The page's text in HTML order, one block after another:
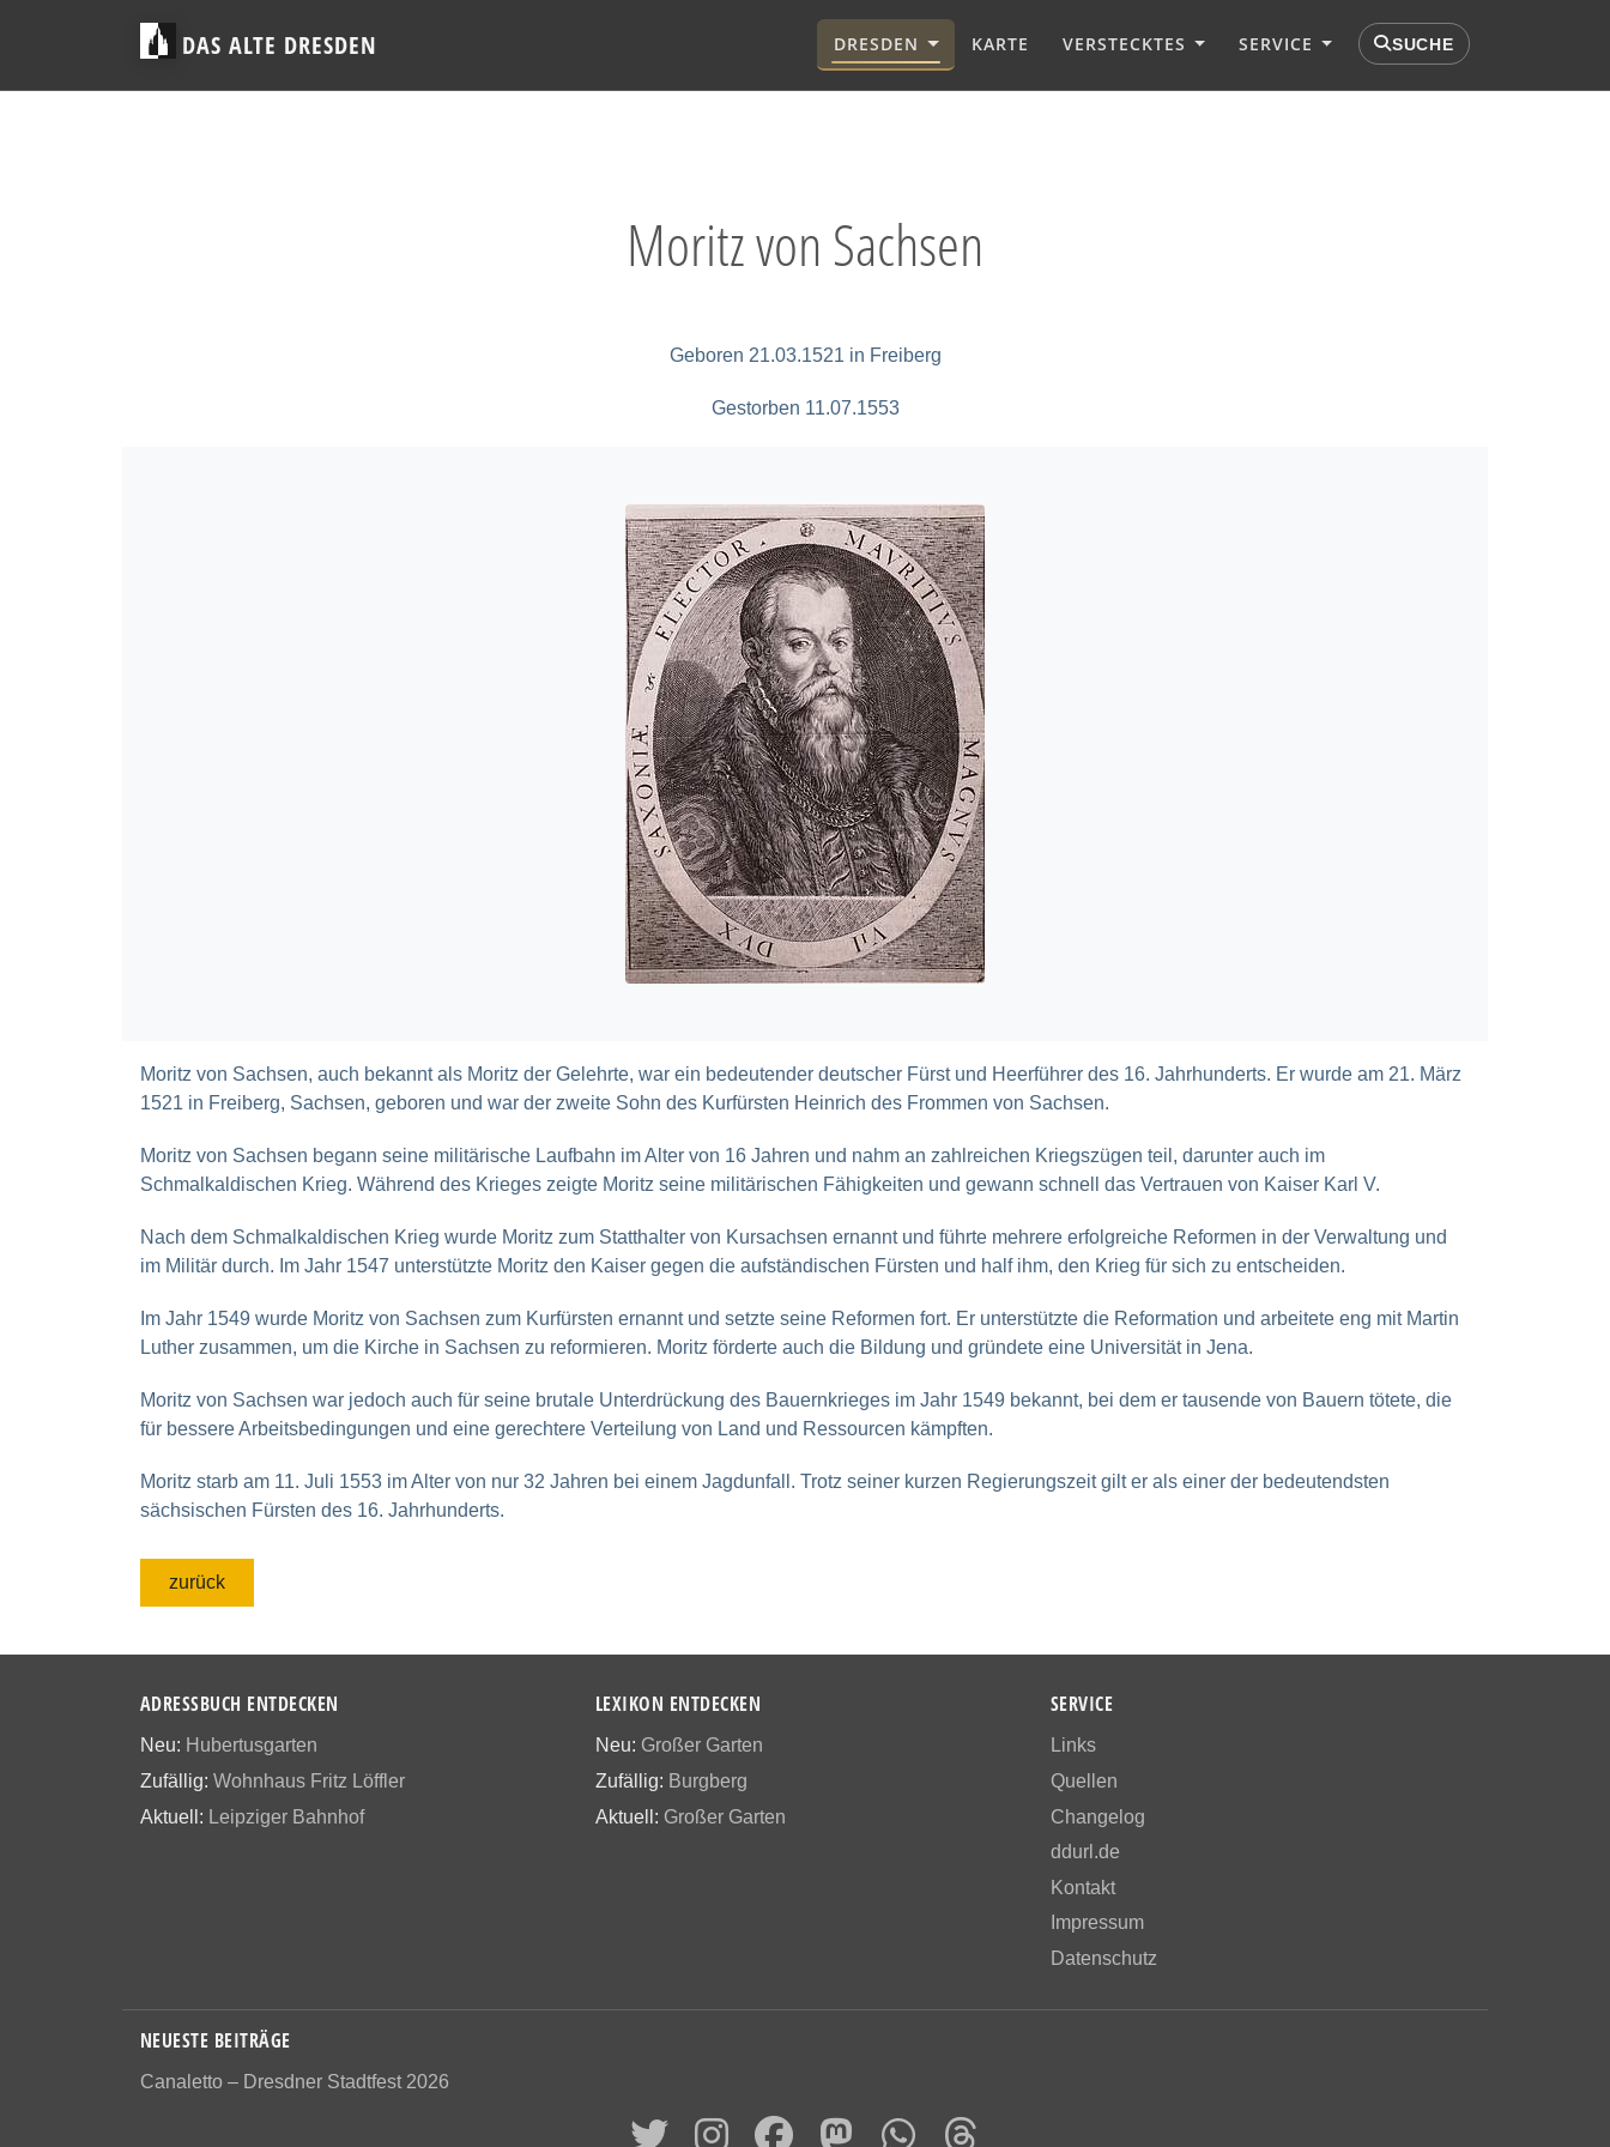
DAS ALTE DRESDEN DRESDEN KARTE VERSTECKTES SERVICE SUCHE
Moritz von Sachsen
Geboren 21.03.1521 in Freiberg
Gestorben 11.07.1553
Moritz von Sachsen, auch bekannt als Moritz der Gelehrte, war ein bedeutender deutscher Fürst und Heerführer des 16. Jahrhunderts. Er wurde am 21. März
1521 in Freiberg, Sachsen, geboren und war der zweite Sohn des Kurfürsten Heinrich des Frommen von Sachsen.
Moritz von Sachsen begann seine militärische Laufbahn im Alter von 16 Jahren und nahm an zahlreichen Kriegszügen teil, darunter auch im
Schmalkaldischen Krieg. Während des Krieges zeigte Moritz seine militärischen Fähigkeiten und gewann schnell das Vertrauen von Kaiser Karl V.
Nach dem Schmalkaldischen Krieg wurde Moritz zum Statthalter von Kursachsen ernannt und führte mehrere erfolgreiche Reformen in der Verwaltung und
im Militär durch. Im Jahr 1547 unterstützte Moritz den Kaiser gegen die aufständischen Fürsten und half ihm, den Krieg für sich zu entscheiden.
Im Jahr 1549 wurde Moritz von Sachsen zum Kurfürsten ernannt und setzte seine Reformen fort. Er unterstützte die Reformation und arbeitete eng mit Martin
Luther zusammen, um die Kirche in Sachsen zu reformieren. Moritz förderte auch die Bildung und gründete eine Universität in Jena.
Moritz von Sachsen war jedoch auch für seine brutale Unterdrückung des Bauernkrieges im Jahr 1549 bekannt, bei dem er tausende von Bauern tötete, die
für bessere Arbeitsbedingungen und eine gerechtere Verteilung von Land und Ressourcen kämpften.
Moritz starb am 11. Juli 1553 im Alter von nur 32 Jahren bei einem Jagdunfall. Trotz seiner kurzen Regierungszeit gilt er als einer der bedeutendsten
sächsischen Fürsten des 16. Jahrhunderts.
zurück
ADRESSBUCH ENTDECKEN
Neu: Hubertusgarten
Zufällig: Wohnhaus Fritz Löffler
Aktuell: Leipziger Bahnhof
LEXIKON ENTDECKEN
Neu: Großer Garten
Zufällig: Burgberg
Aktuell: Großer Garten
SERVICE
Links
Quellen
Changelog
ddurl.de
Kontakt
Impressum
Datenschutz
NEUESTE BEITRÄGE
Canaletto – Dresdner Stadtfest 2026